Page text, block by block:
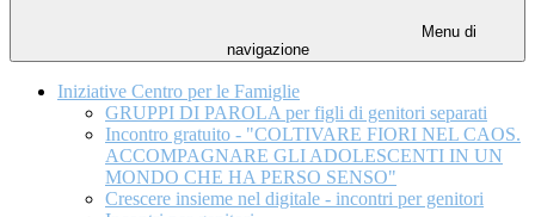
Menu di
navigazione
Iniziative Centro per le Famiglie
GRUPPI DI PAROLA per figli di genitori separati
Incontro gratuito - "COLTIVARE FIORI​ NEL CAOS.
ACCOMPAGNARE GLI ADOLESCENTI IN UN
MONDO CHE HA PERSO SENSO"
Crescere insieme nel digitale - incontri per genitori